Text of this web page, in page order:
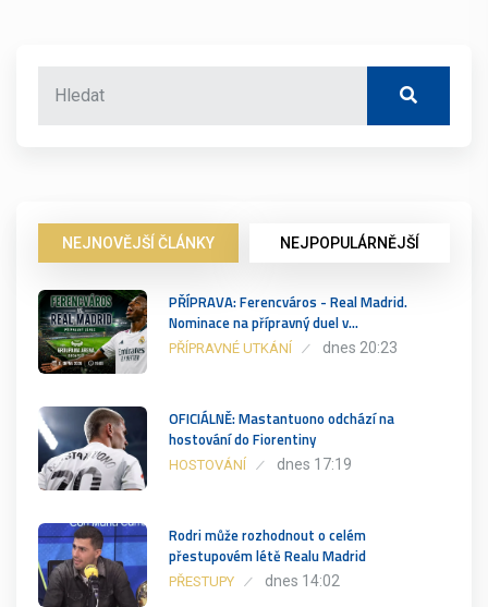
NEJNOVĚJŠÍ ČLÁNKY NEJPOPULÁRNĚJŠÍ
PŘÍPRAVA: Ferencváros - Real Madrid.
Nominace na přípravný duel v…
PŘÍPRAVNÉ UTKÁNÍ dnes 20:23
OFICIÁLNĚ: Mastantuono odchází na
hostování do Fiorentiny
HOSTOVÁNÍ dnes 17:19
Rodri může rozhodnout o celém
přestupovém létě Realu Madrid
PŘESTUPY dnes 14:02